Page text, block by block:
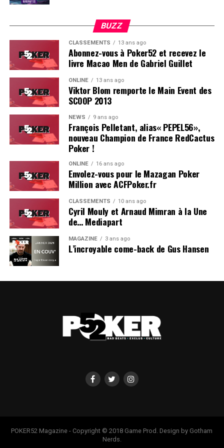
Soleau à gauche, sorti par Logghe au centre
BUZZ
CLASSEMENTS 13 ans ago
Abonnez-vous à Poker52 et recevez le
livre Macao Men de Gabriel Guillet
ONLINE 13 ans ago
Viktor Blom remporte le Main Event des
SCOOP 2013
NEWS 9 ans ago
François Pelletant, alias« PEPEL56»,
nouveau Champion de France RedCactus
Poker !
ONLINE 16 ans ago
Envolez-vous pour le Mazagan Poker
Million avec ACFPoker.fr
CLASSEMENTS 10 ans ago
Cyril Mouly et Arnaud Mimran à la Une
de… Mediapart
MAGAZINE 3 ans ago
L’incroyable come-back de Gus Hansen
POKER52 Magazine - Copyright © 2018 Game Prod. Design by Gotham
Nerds.